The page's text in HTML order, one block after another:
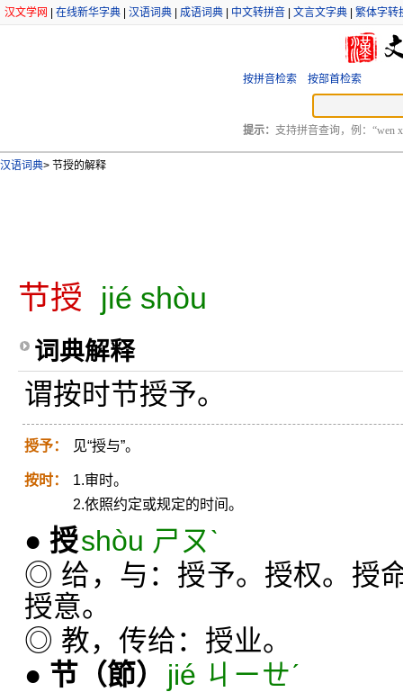
汉文学网 在线新华字典 汉语词典 成语词典 中文转拼音 文言文字典 繁体字转
按拼音检索 按部首检索
提示： 支持拼音查询，例：“wen
汉语词典> 节授的解释
节授 jié shòu
词典解释
谓按时节授予。
授予： 见“授与”。
按时：
1.审时。
2.依照约定或规定的时间。
● 授shòu ㄕㄡˋ
◎ 给，与：授予。授权。授
授意。
◎ 教，传给：授业。
● 节 （節）
jié ㄐㄧㄝˊ